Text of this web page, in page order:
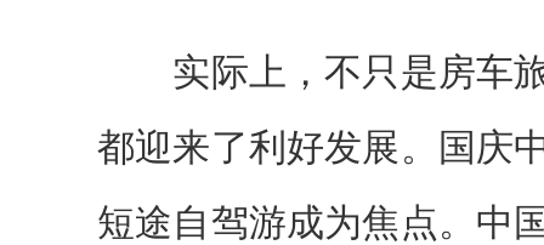
实际上，不只是房车旅
都迎来了利好发展。国庆
短途自驾游成为焦点。中